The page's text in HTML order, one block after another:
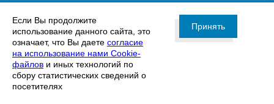
Благодарим членов РСВЯ, компании «АСТ Телеком» и
«ЭКСПОКОНСТА», за помощь в оформлении и
застройке стенда, и команду АО «Экспоцентр» за
организацию форума и радушный прием!
Если Вы продолжите
использование данного сайта, это
означает, что Вы даете согласие
на использование нами Cookie-
файлов и иных технологий по
сбору статистических сведений о
посетителях
Принять